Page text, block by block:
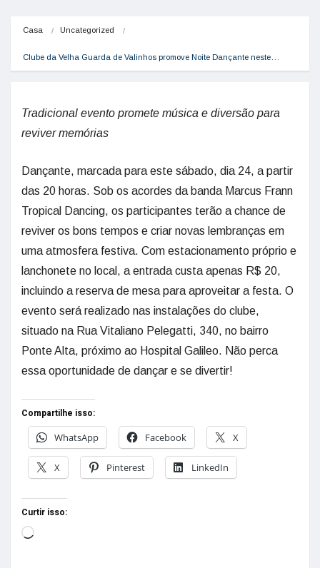
Casa Uncategorized
Clube da Velha Guarda de Valinhos promove Noite Dançante neste…
Tradicional evento promete música e diversão para
reviver memórias
Dançante, marcada para este sábado, dia 24, a partir
das 20 horas. Sob os acordes da banda Marcus Frann
Tropical Dancing, os participantes terão a chance de
reviver os bons tempos e criar novas lembranças em
uma atmosfera festiva. Com estacionamento próprio e
lanchonete no local, a entrada custa apenas R$ 20,
incluindo a reserva de mesa para aproveitar a festa. O
evento será realizado nas instalações do clube,
situado na Rua Vitaliano Pelegatti, 340, no bairro
Ponte Alta, próximo ao Hospital Galileo. Não perca
essa oportunidade de dançar e se divertir!
Compartilhe isso:
WhatsApp
Facebook X
X Pinterest LinkedIn
Curtir isso: